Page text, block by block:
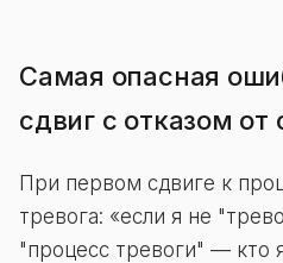
Самая опасная
сдвиг с отказом от
При первом сдвиге к
тревога: «если я не
"процесс тревоги" — кто